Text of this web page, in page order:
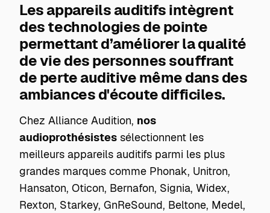
Les appareils auditifs intègrent
des technologies de pointe
permettant d’améliorer la qualité
de vie des personnes souffrant
de perte auditive même dans des
ambiances d'écoute difficiles.
Chez Alliance Audition, nos
audioprothésistes sélectionnent les
meilleurs appareils auditifs parmi les plus
grandes marques comme Phonak, Unitron,
Hansaton, Oticon, Bernafon, Signia, Widex,
Rexton, Starkey, GnReSound, Beltone, Medel,